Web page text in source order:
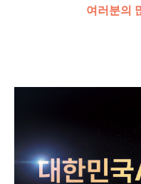
여러분의